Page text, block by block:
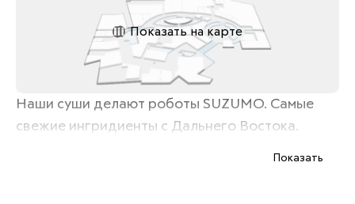
Показать на карте
Наши суши делают роботы SUZUMO. Самые
свежие ингридиенты с Дальнего Востока.
Показать